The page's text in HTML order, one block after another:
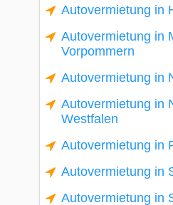
Autovermietung in
Autovermietung in
Vorpommern
Autovermietung in
Autovermietung in
Westfalen
Autovermietung in
Autovermietung in
Autovermietung in